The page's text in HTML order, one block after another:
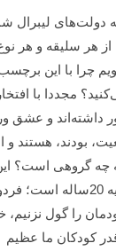
دولت‌های
هر سلیقه و هر
چرا با این
مجددا با
و عشق
بودند، هستند و
چه گروهی است؟
چون فردوسی سرمایه اجتماعی مملکت است.
را گول نزنیم،
کودکان ما عظیم